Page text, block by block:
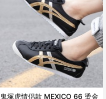
鬼塚虎情侣款 MEXICO 66 烫金